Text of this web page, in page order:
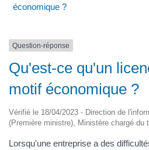
économique ?
Question-réponse
Qu'est-ce qu'un
motif économique ?
Vérifié le 18/04/2023 - Direction de
(Première ministre), Ministère chargé du
Lorsqu'une entreprise a des